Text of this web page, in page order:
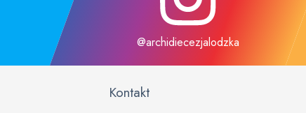
@archidiecezjalodzka
Kontakt